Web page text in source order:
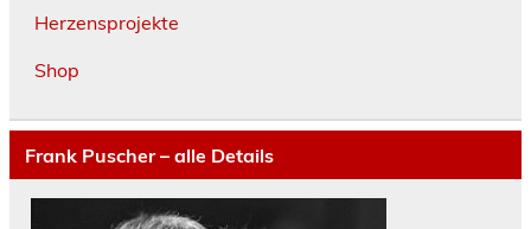
Herzensprojekte
Shop
Frank Puscher – alle Details